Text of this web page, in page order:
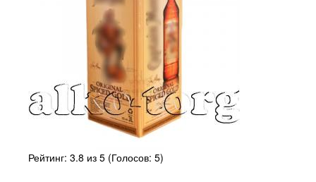
Рейтинг: 3.8 из 5 (Голосов: 5)